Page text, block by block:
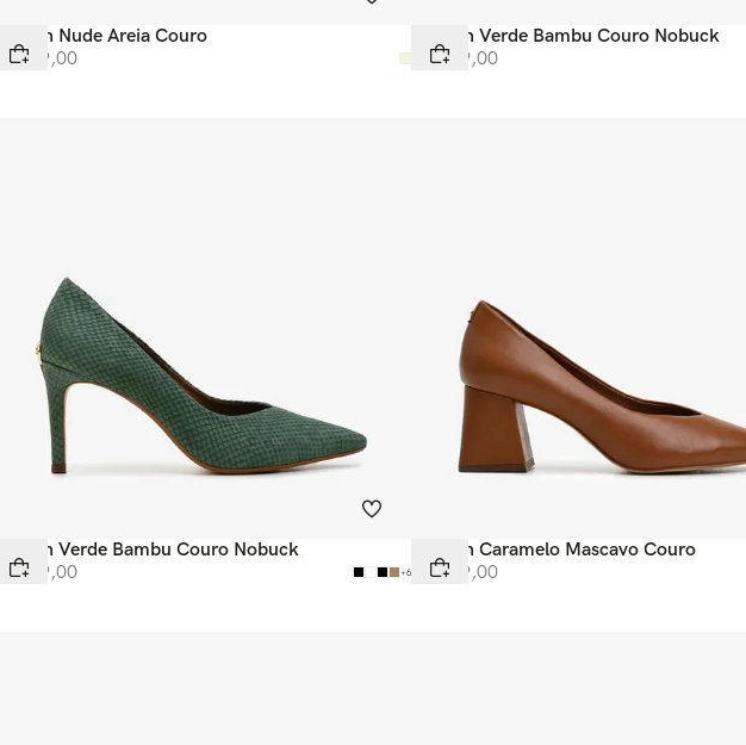
Scarpin Nude Areia Couro
R$ 699,00
Scarpin Verde Bambu Couro Nobuck
R$ 549,00
Scarpin Verde Bambu Couro Nobuck
R$ 599,00 +6
Scarpin Caramelo Mascavo Couro
R$ 449,00